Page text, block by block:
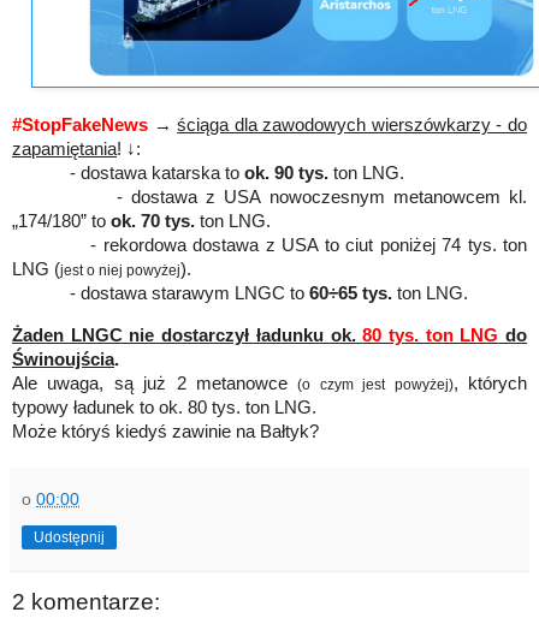
#StopFakeNews →ściąga dla zawodowych wierszówkarzy - do
zapamiętania! ↓:
- dostawa katarska to ok. 90 tys. ton LNG.
- dostawa z USA nowoczesnym metanowcem kl.
„174/180” to ok. 70 tys. ton LNG.
- rekordowa dostawa z USA to ciut poniżej 74 tys. ton
LNG (jest o niej powyżej).
- dostawa starawym LNGC to 60÷65 tys. ton LNG.
Żaden LNGC nie dostarczył ładunku ok.80 tys. ton LNG do
Świnoujścia.
Ale uwaga, są już 2 metanowce(o czym jest powyżej), których
typowy ładunek to ok. 80 tys. ton LNG.
Może któryś kiedyś zawinie na Bałtyk?
o 00:00
Udostępnij
2 komentarze: